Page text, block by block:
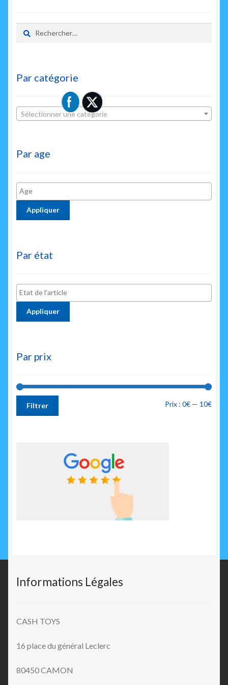
Rechercher :
Par catégorie
Sélectionner une catégorie
Par age
Appliquer
Par état
Appliquer
Par prix
Prix
Prix
Filtrer Prix : 0€ — 10€
Informations Légales
CASH TOYS
16 place du général Leclerc
80450 CAMON